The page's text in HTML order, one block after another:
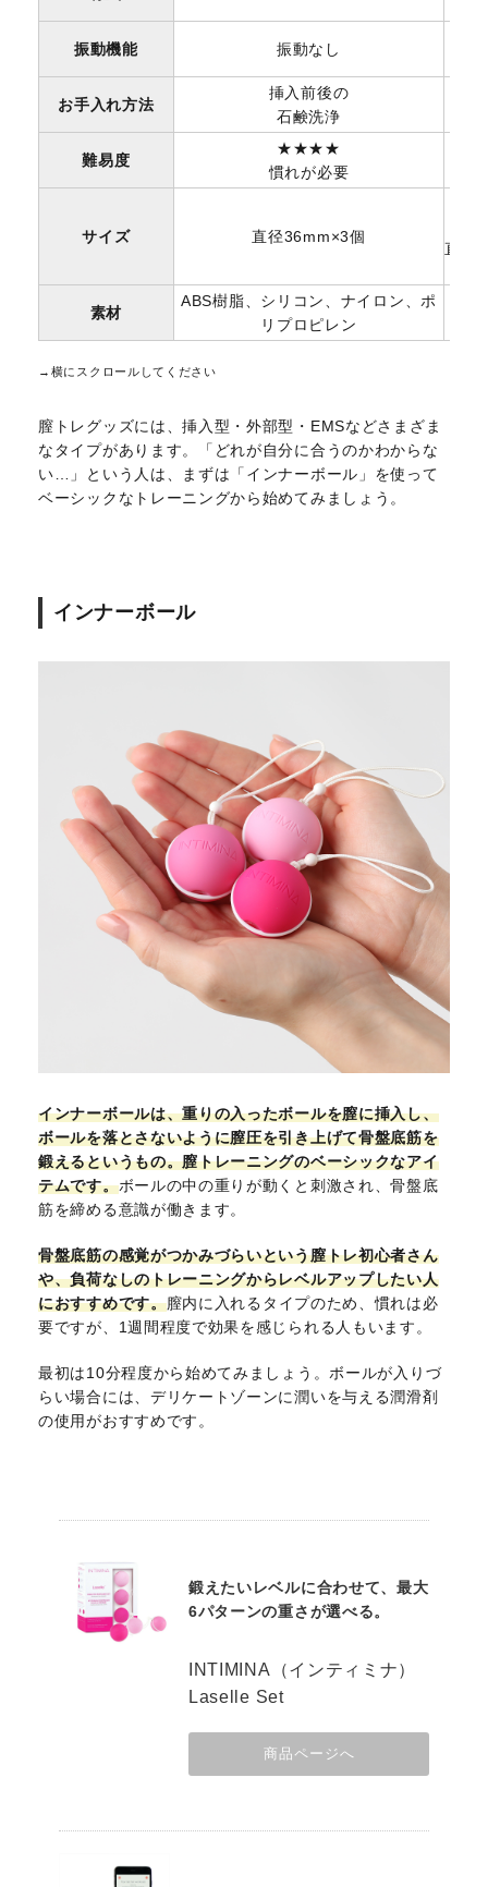
振動機能 振動なし
お手入れ方法
挿入前後の
石鹸洗浄
難易度
★★★★
慣れが必要
サイズ 直径36mm×3個
直径
素材
ABS樹脂、シリコン、ナイロン、ポ
リプロピレン
→横にスクロールしてください
膣トレグッズには、挿入型・外部型・EMSなどさまざま
なタイプがあります。「どれが自分に合うのかわからな
い…」という人は、まずは「インナーボール」を使って
ベーシックなトレーニングから始めてみましょう。
インナーボール
インナーボールは、重りの入ったボールを膣に挿入し、
ボールを落とさないように膣圧を引き上げて骨盤底筋を
鍛えるというもの。膣トレーニングのベーシックなアイ
テムです。ボールの中の重りが動くと刺激され、骨盤底
筋を締める意識が働きます。
骨盤底筋の感覚がつかみづらいという膣トレ初心者さん
や、負荷なしのトレーニングからレベルアップしたい人
におすすめです。膣内に入れるタイプのため、慣れは必
要ですが、1週間程度で効果を感じられる人もいます。
最初は10分程度から始めてみましょう。ボールが入りづ
らい場合には、デリケートゾーンに潤いを与える潤滑剤
の使用がおすすめです。
鍛えたいレベルに合わせて、最大
6パターンの重さが選べる。
INTIMINA（インティミナ）
Laselle Set
商品ページへ